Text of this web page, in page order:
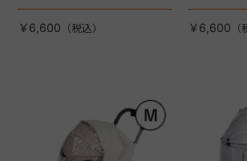
イザー。
￥6,600
イザー。
￥6,600